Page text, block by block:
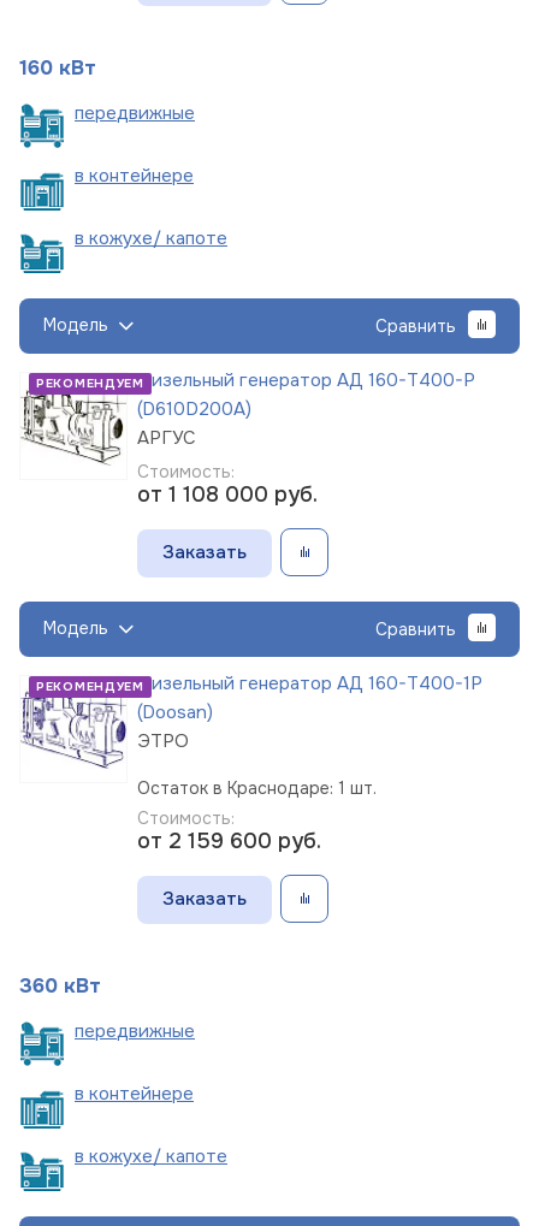
160 кВт
передвижные
в контейнере
в кожухе/ капоте
Модель Сравнить
РЕКОМЕНДУЕМДизельный генератор АД 160-Т400-Р
(D610D200A)
АРГУС
Стоимость:
от 1 108 000 руб.
Заказать
Модель Сравнить
РЕКОМЕНДУЕМДизельный генератор АД 160-Т400-1Р
(Doosan)
ЭТРО
Остаток в Краснодаре: 1 шт.
Стоимость:
от 2 159 600 руб.
Заказать
360 кВт
передвижные
в контейнере
в кожухе/ капоте